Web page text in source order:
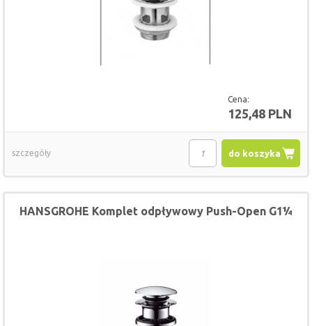
Cena:
125,48 PLN
do koszyka
szczegóły
HANSGROHE Komplet odpływowy Push-Open G1¼